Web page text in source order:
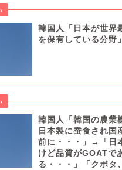
韓国人「日本が世界
を保有している分野
韓国人「韓国の農業
日本製に蚕食され国
前に・・・」→「日
けど品質がGOATで
る・・・」「クボタ